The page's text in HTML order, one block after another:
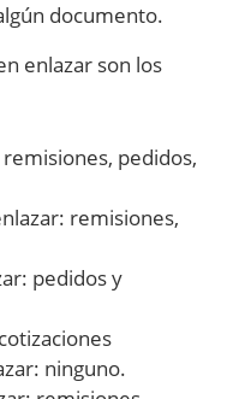
documento.
enlazar son los
pedidos,
remisiones,
pedidos y
ninguno.